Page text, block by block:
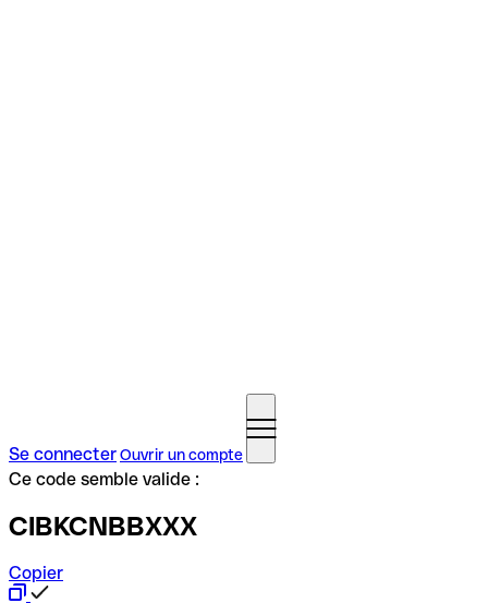
Se connecterOuvrir un compte
Ce code semble valide :
CIBKCNBBXXX
Copier